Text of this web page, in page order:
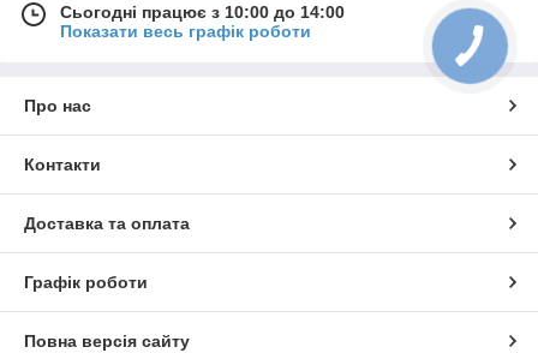
Сьогодні працює з 10:00 до 14:00
Показати весь графік роботи
Про нас
Контакти
Доставка та оплата
Графік роботи
Повна версія сайту